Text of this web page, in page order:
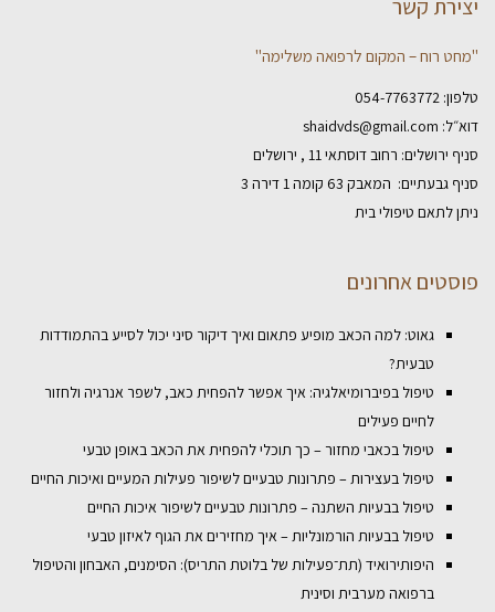
יצירת קשר
"מחט רוח – המקום לרפואה משלימה"
טלפון: 054-7763772
דוא״ל: shaidvds@gmail.com
סניף ירושלים: רחוב דוסתאי 11 , ירושלים
סניף גבעתיים: המאבק 63 קומה 1 דירה 3
ניתן לתאם טיפולי בית
פוסטים אחרונים
גאוט: למה הכאב מופיע פתאום ואיך דיקור סיני יכול לסייע בהתמודדות
טבעית?
טיפול בפיברומיאלגיה: איך אפשר להפחית כאב, לשפר אנרגיה ולחזור
לחיים פעילים
טיפול בכאבי מחזור – כך תוכלי להפחית את הכאב באופן טבעי
טיפול בעצירות – פתרונות טבעיים לשיפור פעילות המעיים ואיכות החיים
טיפול בבעיות השתנה – פתרונות טבעיים לשיפור איכות החיים
טיפול בבעיות הורמונליות – איך מחזירים את הגוף לאיזון טבעי
היפותירואיד (תת־פעילות של בלוטת התריס): הסימנים, האבחון והטיפול
ברפואה מערבית וסינית